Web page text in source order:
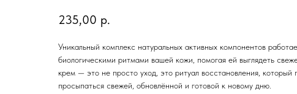
235,00 р.
Уникальный комплекс натуральных активных компонентов
биологическими ритмами вашей кожи, помогая ей выглядеть
крем — это не просто уход, это ритуал восстановления, который
просыпаться свежей, обновлённой и готовой к новому дню.